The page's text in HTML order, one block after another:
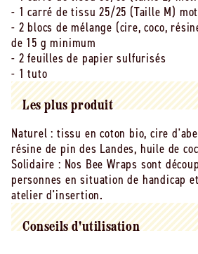
pochette
kraft
)
pochette
kraft
)
- 1 carré de tissu 25/25 (Taille M)
- 2 blocs de mélange (cire, coco,
de 15 g minimum
- 2 feuilles de papier sulfurisés
- 1 tuto
Les plus produit
Naturel : tissu en coton bio, cire
résine de pin des Landes, huile de
Solidaire : Nos Bee Wraps sont
personnes en situation de handicap
atelier d'insertion.
Conseils d'utilisation